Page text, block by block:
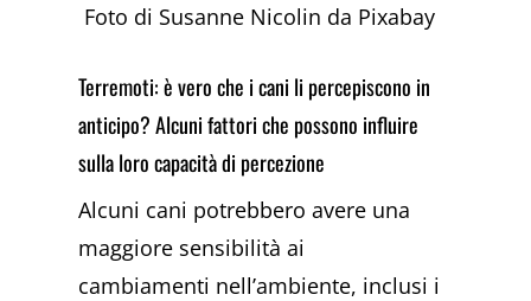
Foto di Susanne Nicolin da Pixabay
Terremoti: è vero che i cani li percepiscono in
anticipo? Alcuni fattori che possono influire
sulla loro capacità di percezione
Alcuni cani potrebbero avere una
maggiore sensibilità ai
cambiamenti nell’ambiente, inclusi i